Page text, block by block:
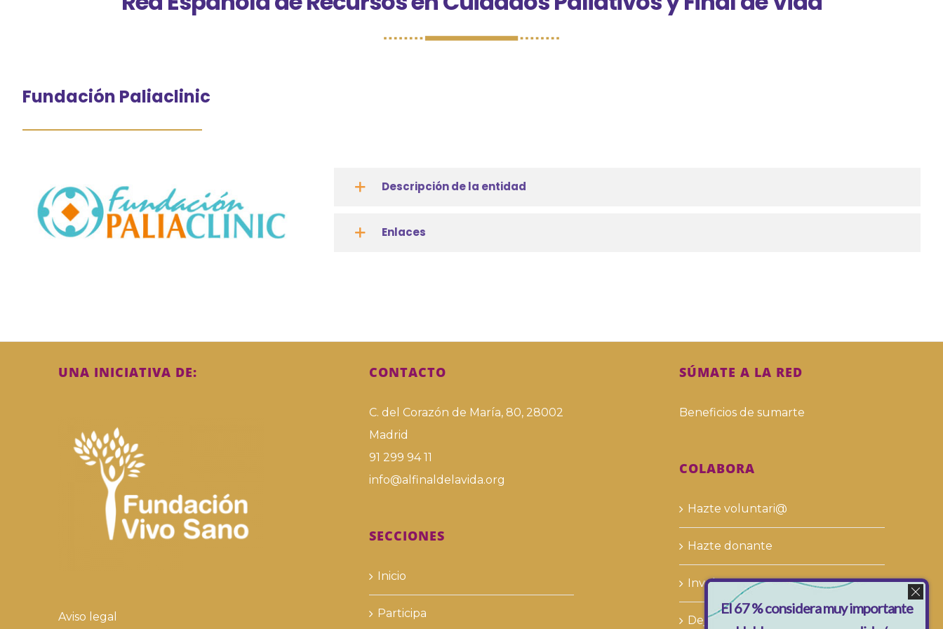
Fundación Paliaclinic
Descripción de la entidad
Enlaces
UNA INICIATIVA DE:
Aviso legal
CONTACTO
C. del Corazón de María, 80, 28002
Madrid
91 299 94 11
info@alfinaldelavida.org
SECCIONES
Inicio
Participa
SÚMATE A LA RED
Beneficios de sumarte
COLABORA
Hazte voluntari@
Hazte donante
Involucra a tu empresa
Deja tu legado solidario
El 67 % considera muy importante